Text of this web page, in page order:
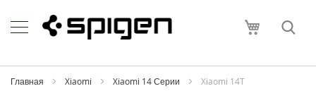
to
Content
Моя
h
o
Главная Xiaomi Xiaomi 14 Серии Xiaomi 14T